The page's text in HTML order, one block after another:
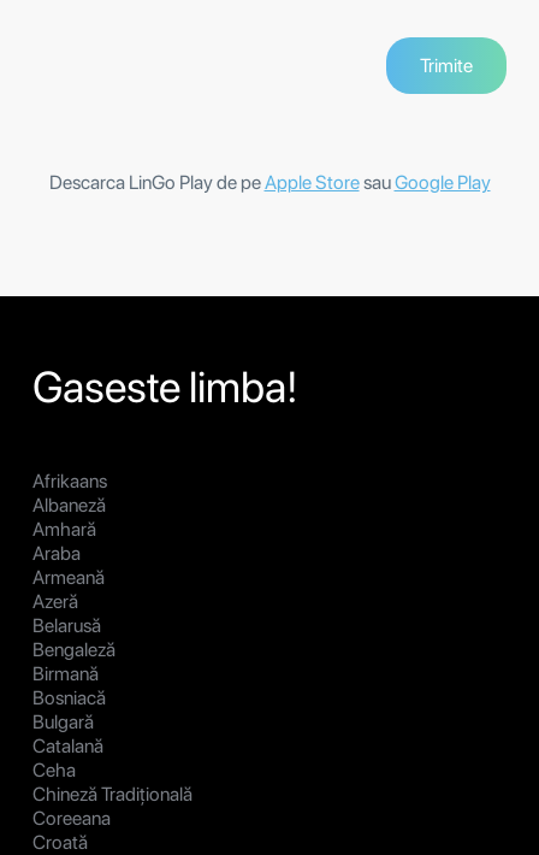
Descarca LinGo Play de peApple StoresauGoogle Play
Gaseste limba!
Afrikaans
Albaneză
Amhară
Araba
Armeană
Azeră
Belarusă
Bengaleză
Birmană
Bosniacă
Bulgară
Catalană
Ceha
Chineză Tradițională
Coreeana
Croată